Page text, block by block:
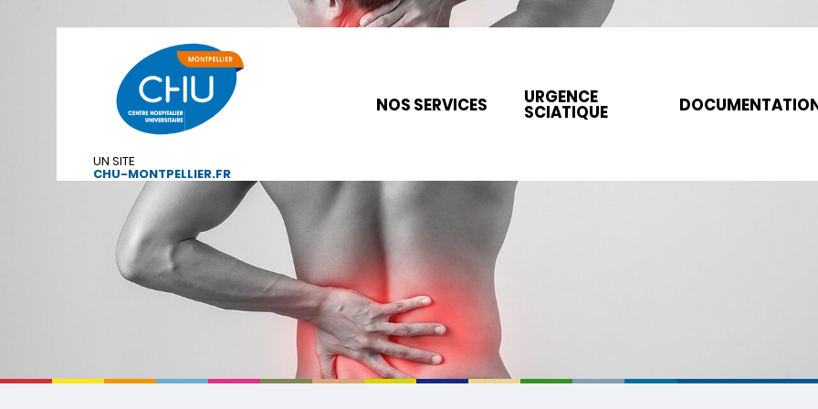
UN SITE
CHU-MONTPELLIER.FR
NOS SERVICES URGENCE
SCIATIQUE